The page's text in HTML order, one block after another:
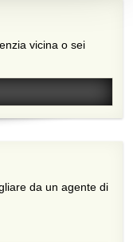
da un agente di